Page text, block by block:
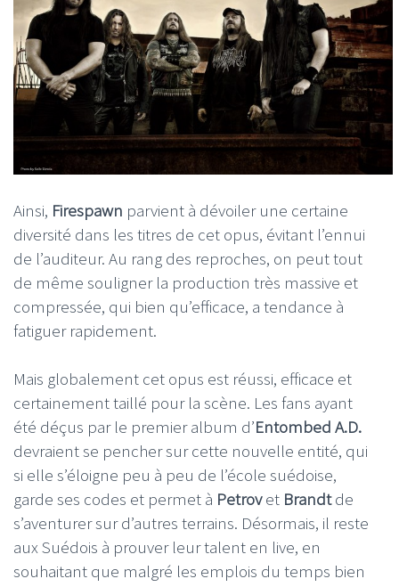
Ainsi, Firespawn parvient à dévoiler une certaine
diversité dans les titres de cet opus, évitant l’ennui
de l’auditeur. Au rang des reproches, on peut tout
de même souligner la production très massive et
compressée, qui bien qu’efficace, a tendance à
fatiguer rapidement.
Mais globalement cet opus est réussi, efficace et
certainement taillé pour la scène. Les fans ayant
été déçus par le premier album d’Entombed A.D.
devraient se pencher sur cette nouvelle entité, qui
si elle s’éloigne peu à peu de l’école suédoise,
garde ses codes et permet à Petrovet Brandtde
s’aventurer sur d’autres terrains. Désormais, il reste
aux Suédois à prouver leur talent en live, en
souhaitant que malgré les emplois du temps bien